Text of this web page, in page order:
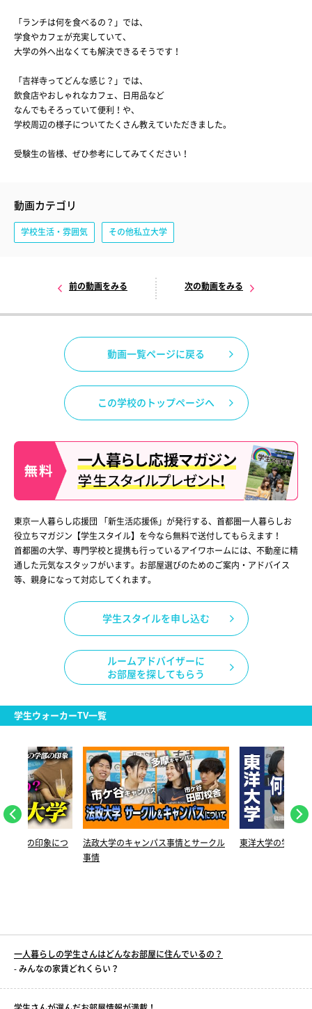
「ランチは何を食べるの？」では、
学食やカフェが充実していて、
大学の外へ出なくても解決できるそうです！
「吉祥寺ってどんな感じ？」では、
飲食店やおしゃれなカフェ、日用品など
なんでもそろっていて便利！や、
学校周辺の様子についてたくさん教えていただきました。
受験生の皆様、ぜひ参考にしてみてください！
動画カテゴリ
学校生活・雰囲気 その他私立大学
前の動画をみる 次の動画をみる
動画一覧ページに戻る
この学校のトップページへ
東京一人暮らし応援団 「新生活応援係」が発行する、首都圏一人暮らしお
役立ちマガジン【学生スタイル】を今なら無料で送付してもらえます！
首都圏の大学、専門学校と提携も行っているアイワホームには、不動産に精
通した元気なスタッフがいます。お部屋選びのためのご案内・アドバイス
等、親身になって対応してくれます。
学生スタイルを申し込む
ルームアドバイザーに
お部屋を探してもらう
学生ウォーカーTV一覧
学部の印象につ
法政大学のキャンパス事情とサークル
事情
東洋大学の学部を
一人暮らしの学生さんはどんなお部屋に住んでいるの？
- みんなの家賃どれくらい？